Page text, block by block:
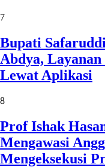
7
Bupati
Abdya,
Lewat Aplikasi
8
Prof Ishak
Mengawasi
Mengeksekusi